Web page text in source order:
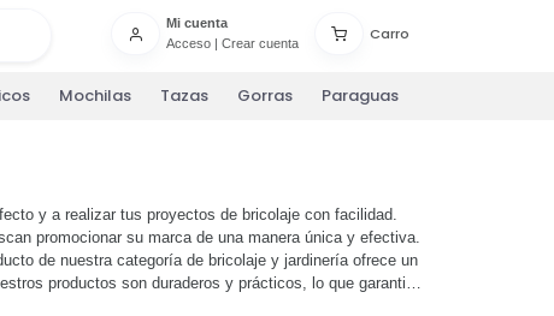
Mi cuenta
Acceso| Crear cuenta
Carro
Mochilas Tazas Gorras Paraguas
y a realizar tus proyectos de bricolaje con facilidad.
promocionar su marca de una manera única y efectiva.
de nuestra categoría de bricolaje y jardinería ofrece un
productos son duraderos y prácticos, lo que garantiza
y jardinería y descubre cómo nuestros productos